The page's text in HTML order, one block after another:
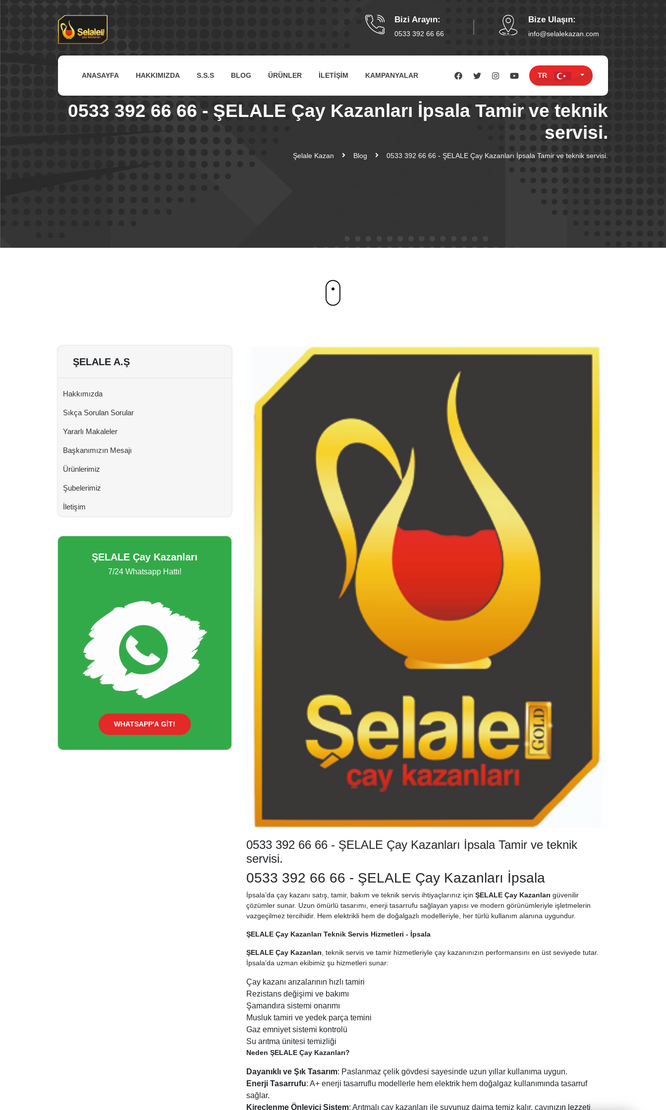
Bizi Arayın:
0533 392 66 66
Bize Ulaşın:
info@selalekazan.com
ANASAYFA HAKKIMIZDA S.S.S BLOG ÜRÜNLER İLETİŞİM KAMPANYALAR TR
0533 392 66 66 - ŞELALE Çay Kazanları İpsala Tamir ve teknik
servisi.
Şelale Kazan Blog 0533 392 66 66 - ŞELALE Çay Kazanları İpsala Tamir ve teknik servisi.
ŞELALE A.Ş
Hakkımızda
Sıkça Sorulan Sorular
Yararlı Makaleler
Başkanımızın Mesajı
Ürünlerimiz
Şubelerimiz
İletişim
ŞELALE Çay Kazanları
7/24 Whatsapp Hattı!
WHATSAPP'A GİT!
0533 392 66 66 - ŞELALE Çay Kazanları İpsala Tamir ve teknik
servisi.
0533 392 66 66 - ŞELALE Çay Kazanları İpsala
İpsala’da çay kazanı satış, tamir, bakım ve teknik servis ihtiyaçlarınız için ŞELALE Çay Kazanları güvenilir
çözümler sunar. Uzun ömürlü tasarımı, enerji tasarrufu sağlayan yapısı ve modern görünümleriyle işletmelerin
vazgeçilmez tercihidir. Hem elektrikli hem de doğalgazlı modelleriyle, her türlü kullanım alanına uygundur.
ŞELALE Çay Kazanları Teknik Servis Hizmetleri - İpsala
ŞELALE Çay Kazanları, teknik servis ve tamir hizmetleriyle çay kazanınızın performansını en üst seviyede tutar.
İpsala’da uzman ekibimiz şu hizmetleri sunar:
Çay kazanı arızalarının hızlı tamiri
Rezistans değişimi ve bakımı
Şamandıra sistemi onarımı
Musluk tamiri ve yedek parça temini
Gaz emniyet sistemi kontrolü
Su arıtma ünitesi temizliği
Neden ŞELALE Çay Kazanları?
Dayanıklı ve Şık Tasarım: Paslanmaz çelik gövdesi sayesinde uzun yıllar kullanıma uygun.
Enerji Tasarrufu: A+ enerji tasarruflu modellerle hem elektrik hem doğalgaz kullanımında tasarruf
sağlar.
Kireçlenme Önleyici Sistem: Arıtmalı çay kazanları ile suyunuz daima temiz kalır, çayınızın lezzeti